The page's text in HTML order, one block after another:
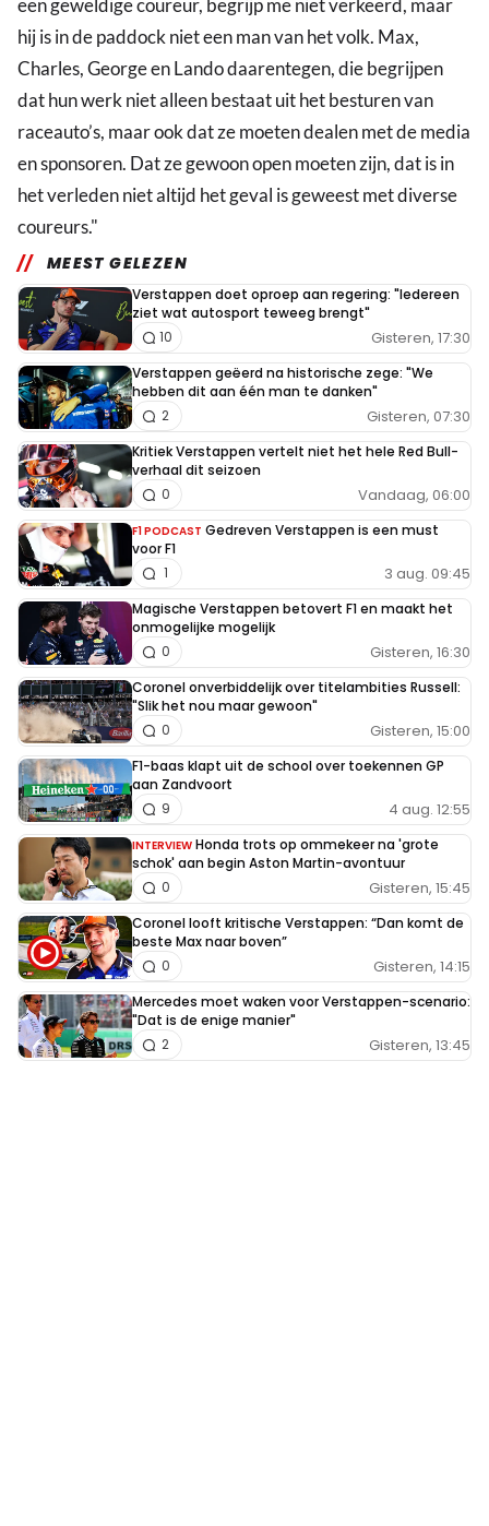
een geweldige coureur, begrijp me niet verkeerd, maar
hij is in de paddock niet een man van het volk. Max,
Charles, George en Lando daarentegen, die begrijpen
dat hun werk niet alleen bestaat uit het besturen van
raceauto’s, maar ook dat ze moeten dealen met de media
en sponsoren. Dat ze gewoon open moeten zijn, dat is in
het verleden niet altijd het geval is geweest met diverse
coureurs."
MEEST GELEZEN
Verstappen doet oproep aan regering: "Iedereen
ziet wat autosport teweeg brengt"
Gisteren, 17:30
10
Verstappen geëerd na historische zege: "We
hebben dit aan één man te danken"
Gisteren, 07:30
2
Kritiek Verstappen vertelt niet het hele Red Bull-
verhaal dit seizoen
Vandaag, 06:00
0
F1 PODCAST Gedreven Verstappen is een must
voor F1
3 aug. 09:45
1
Magische Verstappen betovert F1 en maakt het
onmogelijke mogelijk
Gisteren, 16:30
0
Coronel onverbiddelijk over titelambities Russell:
"Slik het nou maar gewoon"
Gisteren, 15:00
0
F1-baas klapt uit de school over toekennen GP
aan Zandvoort
4 aug. 12:55
9
INTERVIEW Honda trots op ommekeer na 'grote
schok' aan begin Aston Martin-avontuur
Gisteren, 15:45
0
Coronel looft kritische Verstappen: “Dan komt de
beste Max naar boven”
Gisteren, 14:15
0
Mercedes moet waken voor Verstappen-scenario:
"Dat is de enige manier"
Gisteren, 13:45
2